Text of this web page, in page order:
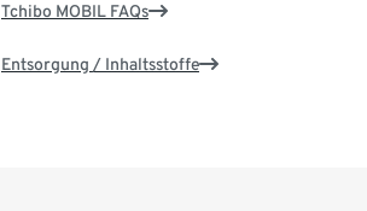
Tchibo MOBIL FAQs
Entsorgung / Inhaltsstoffe